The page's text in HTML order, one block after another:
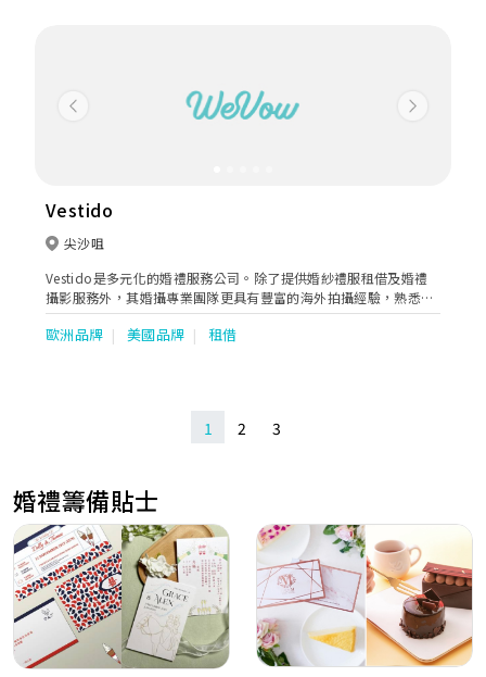
Previous Next
Vestido
尖沙咀
Vestido是多元化的婚禮服務公司。除了提供婚紗禮服租借及婚禮
攝影服務外，其婚攝專業團隊更具有豐富的海外拍攝經驗，熟悉如
日本、台灣等世界美景，並用心編製拍攝流程，萬一有突發情況也
有足夠應變能力及時解決，讓新人能輕鬆投入整個拍攝過程，創作
歐洲品牌 美國品牌 租借
1 2 3
婚禮籌備貼士